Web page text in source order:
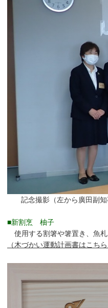
記念撮影（左から廣田副
■新割烹 柚子
使用する割箸や箸置き、魚
（木づかい運動計画書はこちら